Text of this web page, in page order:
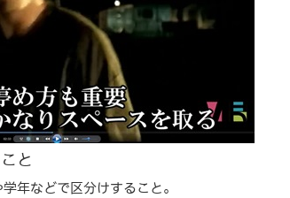
と
年などで区分けすること。